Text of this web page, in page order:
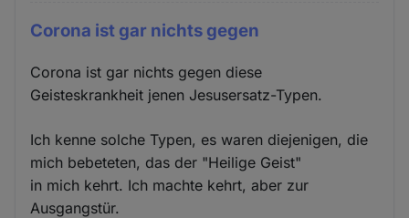
Corona ist gar nichts gegen
Corona ist gar nichts gegen diese
Geisteskrankheit jenen Jesusersatz-Typen.
Ich kenne solche Typen, es waren diejenigen, die
mich bebeteten, das der "Heilige Geist"
in mich kehrt. Ich machte kehrt, aber zur
Ausgangstür.